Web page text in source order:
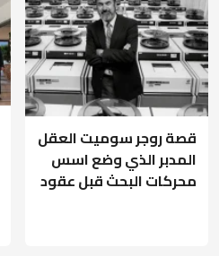
قصة روجر سوميت العقل
المدبر الذي وضع اسس
محركات البحث قبل عقود